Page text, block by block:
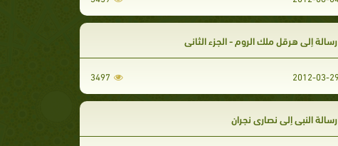
رسالة إلى هرقل ملك الروم - الجزء الثاني
3497
رسالة النبي إلى نصارى نجران